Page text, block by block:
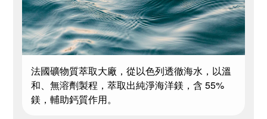
法國礦物質萃取大廠，從以色列透徹海水，以溫
和、無溶劑製程，萃取出純淨海洋鎂，含 55%
鎂，輔助鈣質作用。